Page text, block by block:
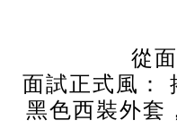
從
面試正式風：
黑色西裝外套